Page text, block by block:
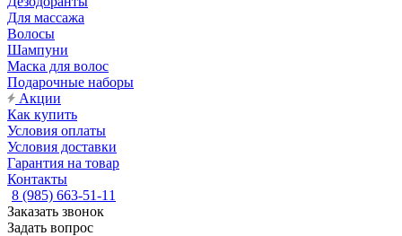
Для массажа
Волосы
Шампуни
Маска для волос
Подарочные наборы
Акции
Как купить
Условия оплаты
Условия доставки
Гарантия на товар
Контакты
8 (985) 663-51-11
Заказать звонок
Задать вопрос